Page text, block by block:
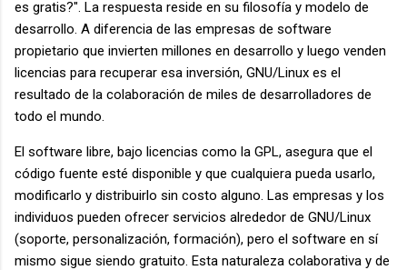
es gratis?". La respuesta reside en su filosofía y modelo de
desarrollo. A diferencia de las empresas de software
propietario que invierten millones en desarrollo y luego venden
licencias para recuperar esa inversión, GNU/Linux es el
resultado de la colaboración de miles de desarrolladores de
todo el mundo.
El software libre, bajo licencias como la GPL, asegura que el
código fuente esté disponible y que cualquiera pueda usarlo,
modificarlo y distribuirlo sin costo alguno. Las empresas y los
individuos pueden ofrecer servicios alrededor de GNU/Linux
(soporte, personalización, formación), pero el software en sí
mismo sigue siendo gratuito. Esta naturaleza colaborativa y de